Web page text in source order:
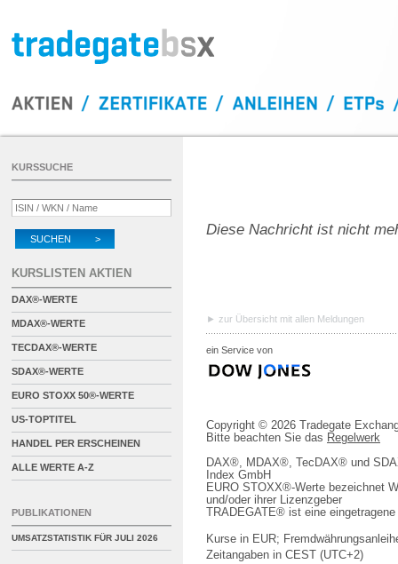
Diese Nachricht ist nicht
zur Übersicht mit allen Meldungen
ein Service von
Copyright © 2026 Tradegate
Bitte beachten Sie das Regelwerk
DAX®, MDAX®, TecDAX® und
Index GmbH
EURO STOXX®-Werte bezeichnet
und/oder ihrer Lizenzgeber
TRADEGATE® ist eine
Kurse in EUR;
Zeitangaben in CEST (UTC+2)
KURSSUCHE
SUCHEN >
KURSLISTEN AKTIEN
DAX®-WERTE
MDAX®-WERTE
TECDAX®-WERTE
SDAX®-WERTE
EURO STOXX 50®-WERTE
US-TOPTITEL
HANDEL PER ERSCHEINEN
ALLE WERTE A-Z
PUBLIKATIONEN
UMSATZSTATISTIK FÜR JULI 2026